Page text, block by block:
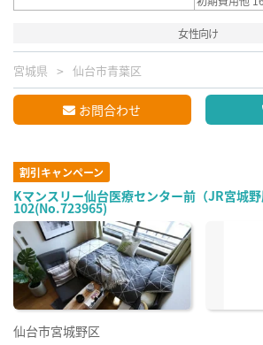
女性向け
宮城県 仙台市青葉区
お問合わせ
割引キャンペーン
Kマンスリー仙台医療センター前（JR宮城野
102(No.723965)
仙台市宮城野区